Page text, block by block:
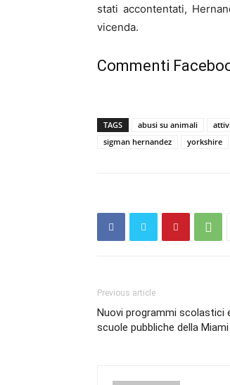
stati accontentati,
vicenda.
Commenti
TAGS abusi su animali
sigman hernandez
yorkshire
Previous article
Nuovi programmi scolastici
scuole pubbliche della Miami